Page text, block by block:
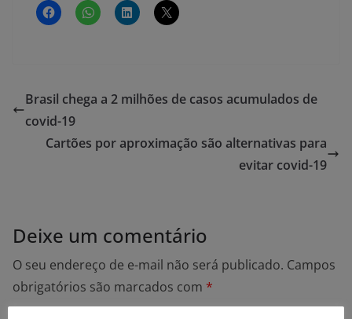
Brasil chega a 2 milhões de casos acumulados de
covid-19
Cartões por aproximação são alternativas para
evitar covid-19
Deixe um comentário
O seu endereço de e-mail não será publicado. Campos
obrigatórios são marcados com *